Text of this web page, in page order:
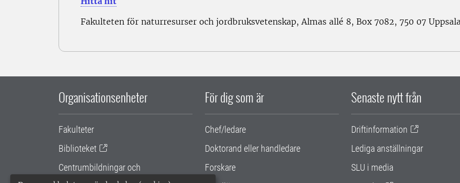
Fakulteten för naturresurser och jordbruksvetenskap, Almas allé 8, Box 7082, 750 07
Organisationsenheter
Fakulteter
Biblioteket
Centrumbildningar och
För dig som är
Chef/ledare
Doktorand eller handledare
Forskare
Senaste nytt från
Driftinformation
Lediga anställningar
SLU i media